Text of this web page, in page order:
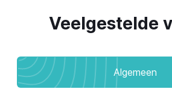
Veelgestelde
Algemeen